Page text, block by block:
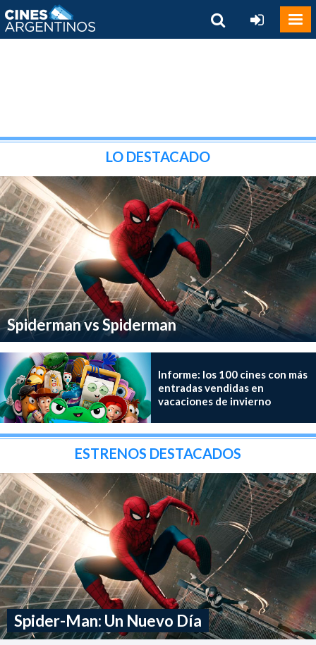
LO DESTACADO
Spiderman vs Spiderman
Informe: los 100 cines con más
entradas vendidas en
vacaciones de invierno
ESTRENOS DESTACADOS
Spider-Man: Un Nuevo Día